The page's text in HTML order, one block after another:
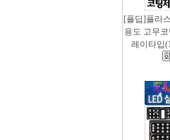
[플딥]플라
용도 고무
레이타입